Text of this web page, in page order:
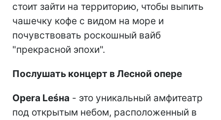
стоит зайти на территорию, чтобы выпить
чашечку кофе с видом на море и
почувствовать роскошный вайб
"прекрасной эпохи".
Послушать концерт в Лесной опере
Opera Leśна - это уникальный амфитеатр
под открытым небом, расположенный в